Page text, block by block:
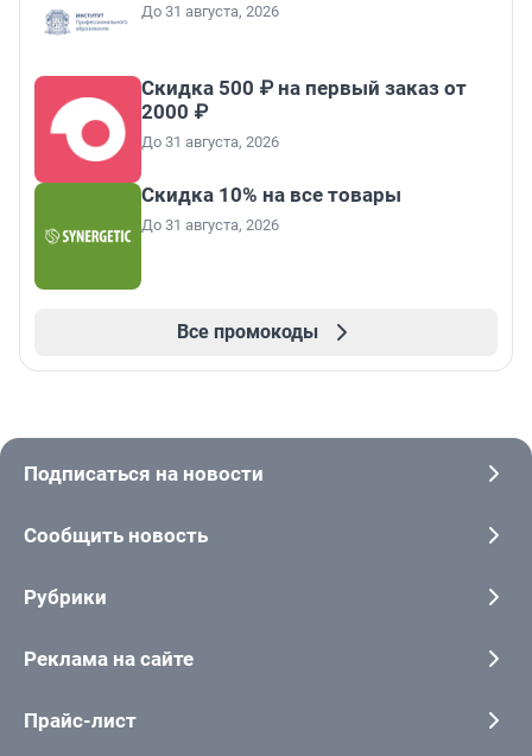
До 31 августа, 2026
Скидка 500 ₽ на первый заказ от
2000 ₽
До 31 августа, 2026
Скидка 10% на все товары
До 31 августа, 2026
Все промокоды
Подписаться на новости
Сообщить новость
Рубрики
Реклама на сайте
Прайс-лист